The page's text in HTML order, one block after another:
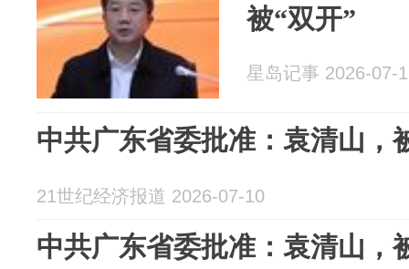
被“双开”
星岛记事 2026-07-
中共广东省委批准：袁清山，
21世纪经济报道 2026-07-10
中共广东省委批准：袁清山，